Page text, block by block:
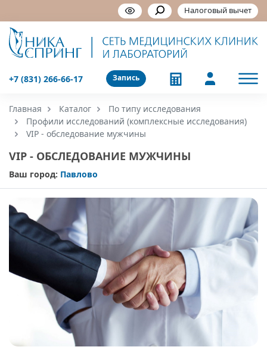
Налоговый вычет
Запись
+7 (831) 266-66-17
Главная Каталог
По типу исследования
Профили исследований (комплексные исследования)
VIP - обследование мужчины
VIP - ОБСЛЕДОВАНИЕ МУЖЧИНЫ
Ваш город: Павлово